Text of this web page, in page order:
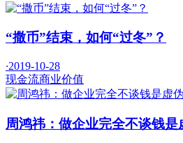
“撒币”结束，如何“过冬”？
·2019-10-28
现金流商业价值
周鸿祎：做企业完全不谈钱是